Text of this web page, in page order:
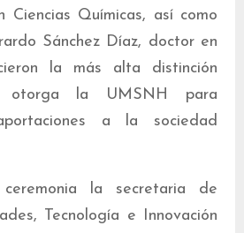
Ciencias Químicas, así como
Sánchez Díaz, doctor en
la más alta distinción
otorga la UMSNH para
a la sociedad
la secretaria de
Tecnología e Innovación